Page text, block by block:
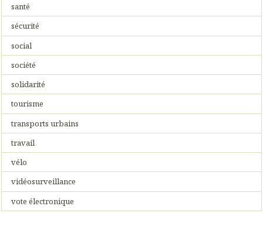
santé
sécurité
social
société
solidarité
tourisme
transports urbains
travail
vélo
vidéosurveillance
vote électronique